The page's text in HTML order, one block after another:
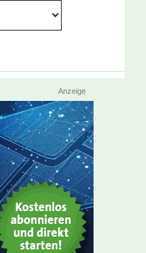
Anzeige